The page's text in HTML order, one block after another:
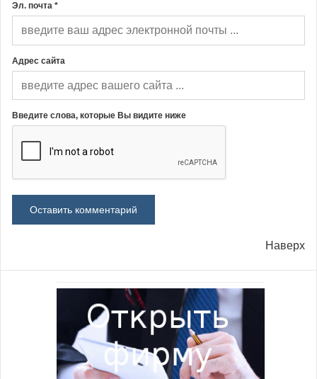
Эл. почта *
Адрес сайта
Введите слова, которые Вы видите ниже
Наверх